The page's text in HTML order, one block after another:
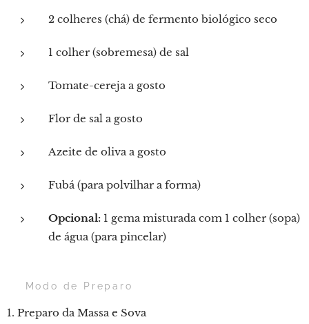
2 colheres (chá) de fermento biológico seco
1 colher (sobremesa) de sal
Tomate-cereja a gosto
Flor de sal a gosto
Azeite de oliva a gosto
Fubá (para polvilhar a forma)
Opcional: 1 gema misturada com 1 colher (sopa)
de água (para pincelar)
👨‍🍳 Modo de Preparo
1. Preparo da Massa e Sova